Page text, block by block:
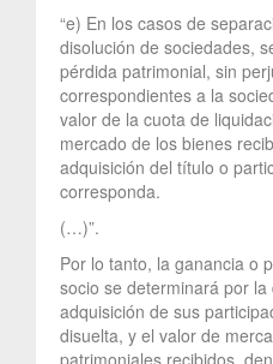
“e) En los casos de
disolución de sociedades,
pérdida patrimonial, sin
correspondientes a la
valor de la cuota de
mercado de los bienes
adquisición del título o
corresponda.
(…)”.
Por lo tanto, la ganancia o
socio se determinará por
adquisición de sus
disuelta, y el valor de
patrimoniales recibidos,